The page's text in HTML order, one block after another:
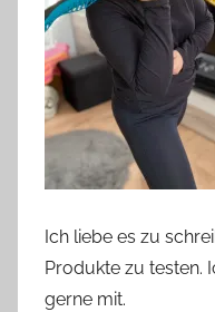
Ich liebe es zu
Produkte zu testen.
gerne mit.